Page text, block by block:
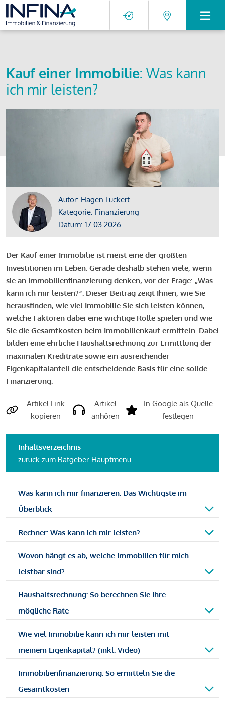
Kauf einer Immobilie: Was kann
ich mir leisten?
Autor: Hagen Luckert
Kategorie: Finanzierung
Datum: 17.03.2026
Der Kauf einer Immobilie ist meist eine der größten
Investitionen im Leben. Gerade deshalb stehen viele, wenn
sie an Immobilienfinanzierung denken, vor der Frage: „Was
kann ich mir leisten?“. Dieser Beitrag zeigt Ihnen, wie Sie
herausfinden, wie viel Immobilie Sie sich leisten können,
welche Faktoren dabei eine wichtige Rolle spielen und wie
Sie die Gesamtkosten beim Immobilienkauf ermitteln. Dabei
bilden eine ehrliche Haushaltsrechnung zur Ermittlung der
maximalen Kreditrate sowie ein ausreichender
Eigenkapitalanteil die entscheidende Basis für eine solide
Finanzierung.
Artikel Link
kopieren
Artikel
anhören
In Google als Quelle
festlegen
Inhaltsverzeichnis
zurück zum Ratgeber-Hauptmenü
Was kann ich mir finanzieren: Das Wichtigste im
Überblick
Rechner: Was kann ich mir leisten?
Wovon hängt es ab, welche Immobilien für mich
leistbar sind?
Haushaltsrechnung: So berechnen Sie Ihre
mögliche Rate
Wie viel Immobilie kann ich mir leisten mit
meinem Eigenkapital? (inkl. Video)
Immobilienfinanzierung: So ermitteln Sie die
Gesamtkosten